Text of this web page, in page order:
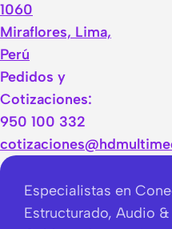
1060
Miraflores, Lima,
Perú
Pedidos y
Cotizaciones:
950 100 332
Especialistas en
Estructurado, Audio